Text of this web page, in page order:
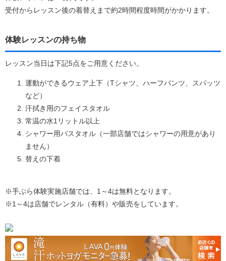
受付からレッスン後の着替えまで約2時間程度時間がかかります。
体験レッスンの持ち物
レッスン当日は下記5点をご用意ください。
運動ができるウェア上下（Tシャツ、ハーフパンツ、スパッツ
など）
汗拭き用のフェイスタオル
常温の水1リットル以上
シャワー用バスタオル（一部店舗ではシャワーの用意があり
ません）
替えの下着
※手ぶら体験実施店舗では、1～4は無料となります。
※1～4は店舗でレンタル（有料）や販売をしています。